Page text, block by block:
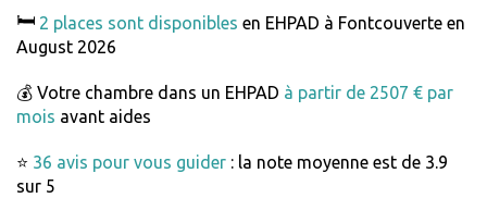
🛏️ 2 places sont disponibles en EHPAD à Fontcouverte en
August 2026
💰 Votre chambre dans un EHPAD à partir de 2507 € par
mois avant aides
⭐ 36 avis pour vous guider : la note moyenne est de 3.9
sur 5